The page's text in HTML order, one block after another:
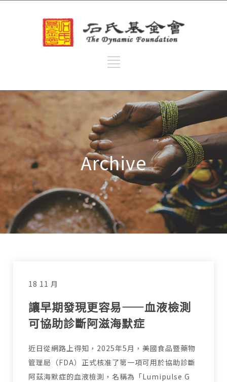
Archive
18 11 月
讓早期發現更容易——血液檢測
可協助診斷阿滋海默症
近日從網路上得知，2025年5月，美國食品暨藥物
管理局（FDA）正式核准了第一項可用於協助診斷
阿茲海默症的血液檢測，名稱為「Lumipulse G